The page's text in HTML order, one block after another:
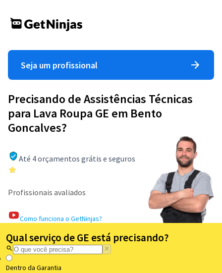
Seja um profissional
Precisando de Assistências Técnicas
para Lava Roupa GE em Bento
Goncalves?
Até 4 orçamentos grátis e seguros
Profissionais avaliados
Como funciona o GetNinjas?
Qual serviço de GE está precisando?
Dentro da Garantia